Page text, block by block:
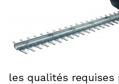
les qualités requises